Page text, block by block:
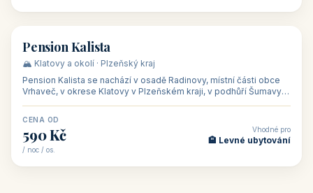
🏡 penzion
Pension Kalista
🏔️ Klatovy a okolí · Plzeňský kraj
Pension Kalista se nachází v osadě Radinovy, místní části obce
Vrhaveč, v okrese Klatovy v Plzeňském kraji, v podhůří Šumavy
CENA OD
590 Kč
/ noc / os.
Vhodné pro
🏨 Levné ubytování